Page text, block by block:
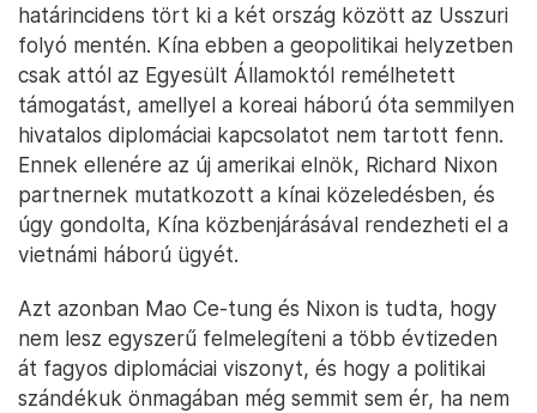
határincidens tört ki a két ország között az Usszuri
folyó mentén. Kína ebben a geopolitikai helyzetben
csak attól az Egyesült Államoktól remélhetett
támogatást, amellyel a koreai háború óta semmilyen
hivatalos diplomáciai kapcsolatot nem tartott fenn.
Ennek ellenére az új amerikai elnök, Richard Nixon
partnernek mutatkozott a kínai közeledésben, és
úgy gondolta, Kína közbenjárásával rendezheti el a
vietnámi háború ügyét.
Azt azonban Mao Ce-tung és Nixon is tudta, hogy
nem lesz egyszerű felmelegíteni a több évtizeden
át fagyos diplomáciai viszonyt, és hogy a politikai
szándékuk önmagában még semmit sem ér, ha nem